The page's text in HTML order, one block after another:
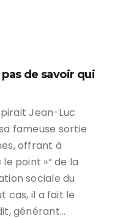
de savoir qui
Jean-Luc
fameuse sortie
offrant à
point »” de la
sociale du
cas, il a fait le
générant…